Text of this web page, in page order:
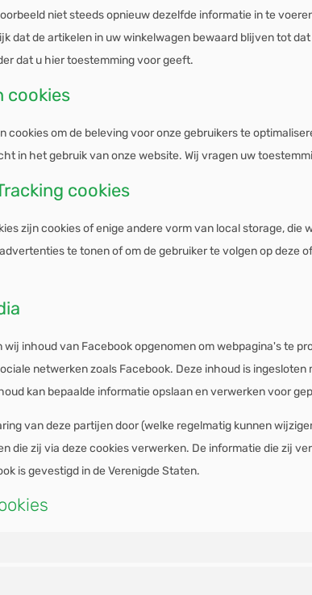
niet steeds opnieuw dezelfde informatie in te
dat de artikelen in uw winkelwagen bewaard blijven tot
dat u hier toestemming voor geeft.
cookies
cookies om de beleving voor onze gebruikers te
in het gebruik van onze website. Wij vragen uw
cookies
zijn cookies of enige andere vorm van local storage, die
te tonen of om de gebruiker te volgen op deze
wij inhoud van Facebook opgenomen om webpagina's te
netwerken zoals Facebook. Deze inhoud is
kan bepaalde informatie opslaan en verwerken voor
van deze partijen door (welke regelmatig kunnen
die zij via deze cookies verwerken. De informatie die zij
is gevestigd in de Verenigde Staten.